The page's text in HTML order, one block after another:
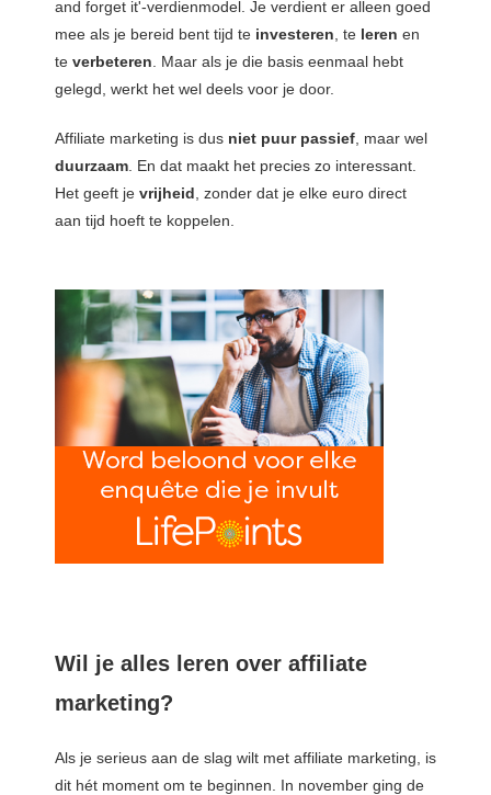
and forget it'-verdienmodel. Je verdient er alleen goed
mee als je bereid bent tijd te investeren , te leren en
te verbeteren . Maar als je die basis eenmaal hebt
gelegd, werkt het wel deels voor je door.
Affiliate marketing is dus niet puur passief , maar wel
duurzaam . En dat maakt het precies zo interessant.
Het geeft je vrijheid , zonder dat je elke euro direct
aan tijd hoeft te koppelen.
Wil je alles leren over affiliate
marketing?
Als je serieus aan de slag wilt met affiliate marketing, is
dit hét moment om te beginnen. In november ging de